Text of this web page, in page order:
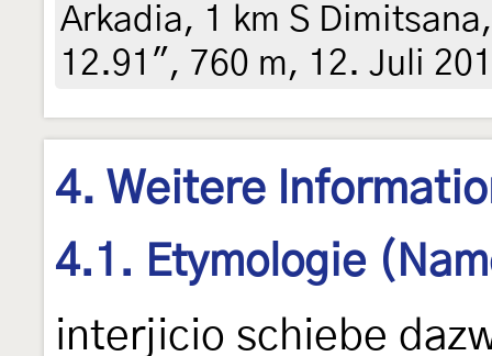
Arkadia, 1 km S
12.91", 760 m, 12. Juli
4. Weitere
4.1. Etymologie
interjicio schiebe